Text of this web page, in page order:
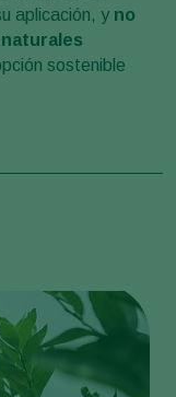
aplicación, y no
sostenible